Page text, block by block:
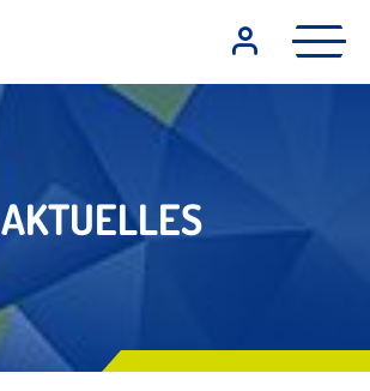
AKTUELLES